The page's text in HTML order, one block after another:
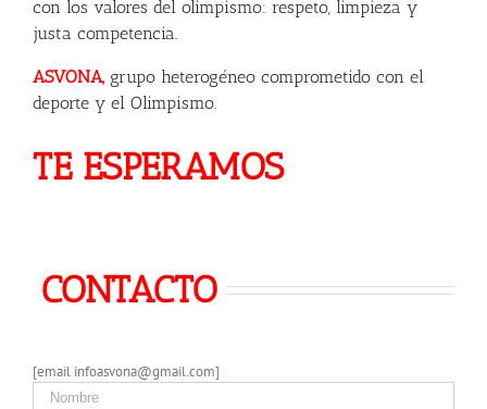
con los valores del olimpismo: respeto, limpieza y
justa competencia.
ASVONA, grupo heterogéneo comprometido con el
deporte y el Olimpismo.
TE ESPERAMOS
CONTACTO
[email infoasvona@gmail.com]